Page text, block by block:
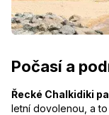
Počasí a
Řecké Chalkidiki
letní dovolenou, a